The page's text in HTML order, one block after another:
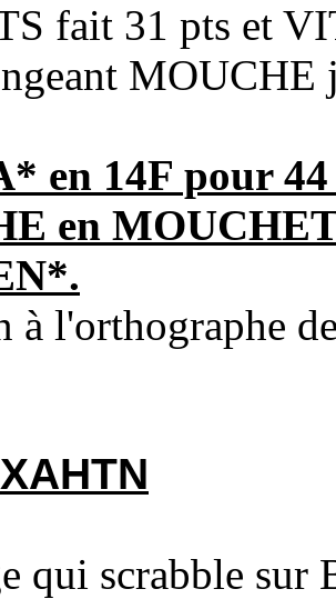
fait 31 pts et
MOUCHE
en 14F pour
en
à l'orthographe
qui scrabble